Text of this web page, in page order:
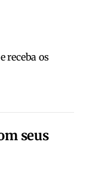
receba os
seus